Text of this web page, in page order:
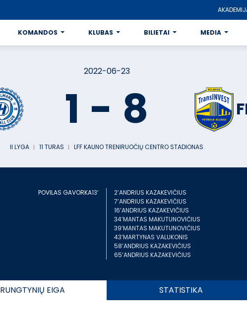
KOMANDOS KLUBAS BILIETAI MEDIA
2022-06-23
1 - 8
II LYGA ︱ 11 TURAS ︱ LFF KAUNO TRENIRUOČIŲ CENTRO STADIONAS
POVILAS GAVORKA13’ 2’ANDRIUS KAZAKEVIČIUS
7’ANDRIUS KAZAKEVIČIUS
16’ANDRIUS KAZAKEVIČIUS
34’MANTAS MAKUTUNOVIČIUS
39’MANTAS MAKUTUNOVIČIUS
43’MARTYNAS VALUKONIS
58’ANDRIUS KAZAKEVIČIUS
65’ANDRIUS KAZAKEVIČIUS
RUNGTYNIŲ EIGA STATISTIKA